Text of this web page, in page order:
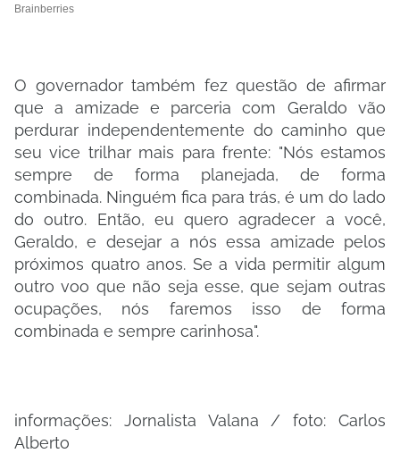
O governador também fez questão de afirmar
que a amizade e parceria com Geraldo vão
perdurar independentemente do caminho que
seu vice trilhar mais para frente: "Nós estamos
sempre de forma planejada, de forma
combinada. Ninguém fica para trás, é um do lado
do outro. Então, eu quero agradecer a você,
Geraldo, e desejar a nós essa amizade pelos
próximos quatro anos. Se a vida permitir algum
outro voo que não seja esse, que sejam outras
ocupações, nós faremos isso de forma
combinada e sempre carinhosa".
informações: Jornalista Valana / foto: Carlos
Alberto